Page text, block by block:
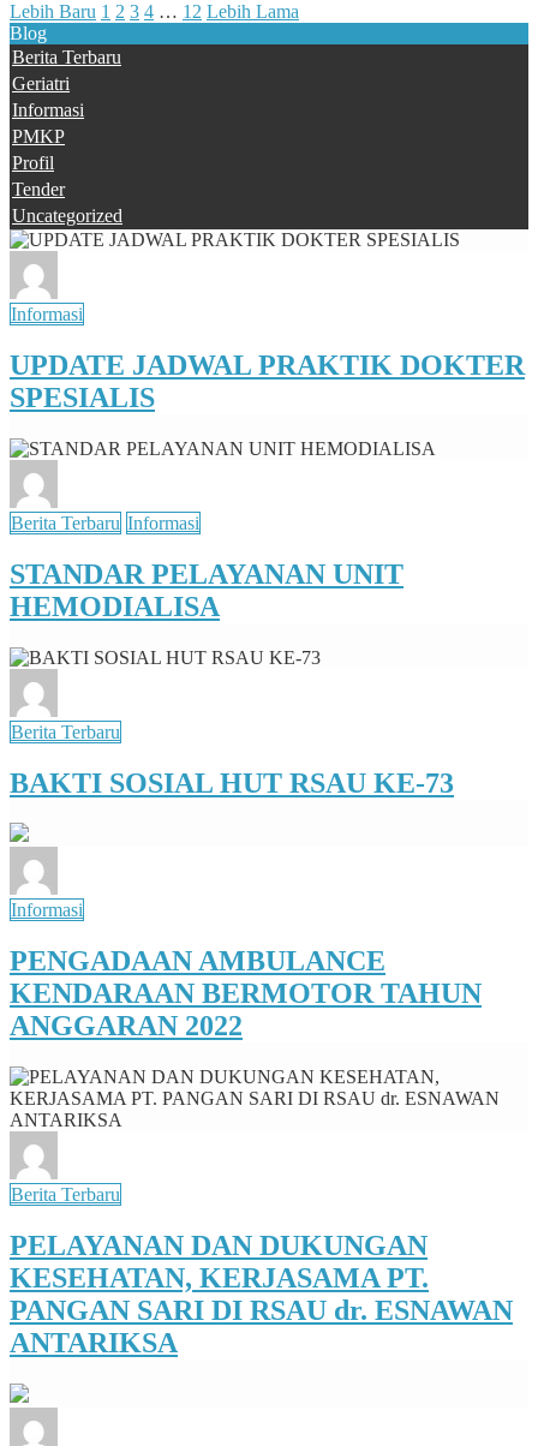
Lebih Baru 1 2 3 4 … 12 Lebih Lama
Blog
Berita Terbaru
Geriatri
Informasi
PMKP
Profil
Tender
Uncategorized
Informasi
UPDATE JADWAL PRAKTIK DOKTER
SPESIALIS
Berita Terbaru Informasi
STANDAR PELAYANAN UNIT
HEMODIALISA
Berita Terbaru
BAKTI SOSIAL HUT RSAU KE-73
Informasi
PENGADAAN AMBULANCE
KENDARAAN BERMOTOR TAHUN
ANGGARAN 2022
Berita Terbaru
PELAYANAN DAN DUKUNGAN
KESEHATAN, KERJASAMA PT.
PANGAN SARI DI RSAU dr. ESNAWAN
ANTARIKSA